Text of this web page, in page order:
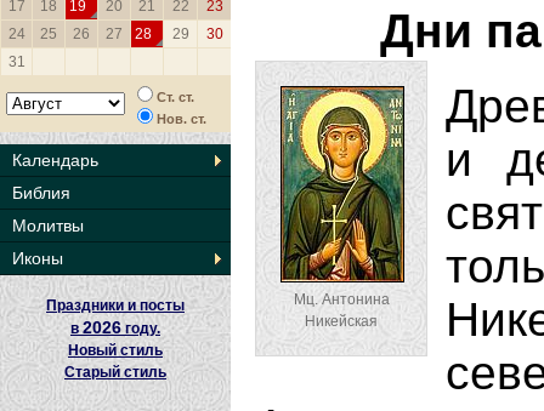
17
18 19 20 21 22
23
24
25 26 27 28 29
30
31
Ст. ст.
Нов. ст.
Календарь
Библия
Молитвы
Иконы
Праздники и посты
в 2026 году.
Новый стиль
Старый стиль
Дни
Мц. Антонина
Никейская
и